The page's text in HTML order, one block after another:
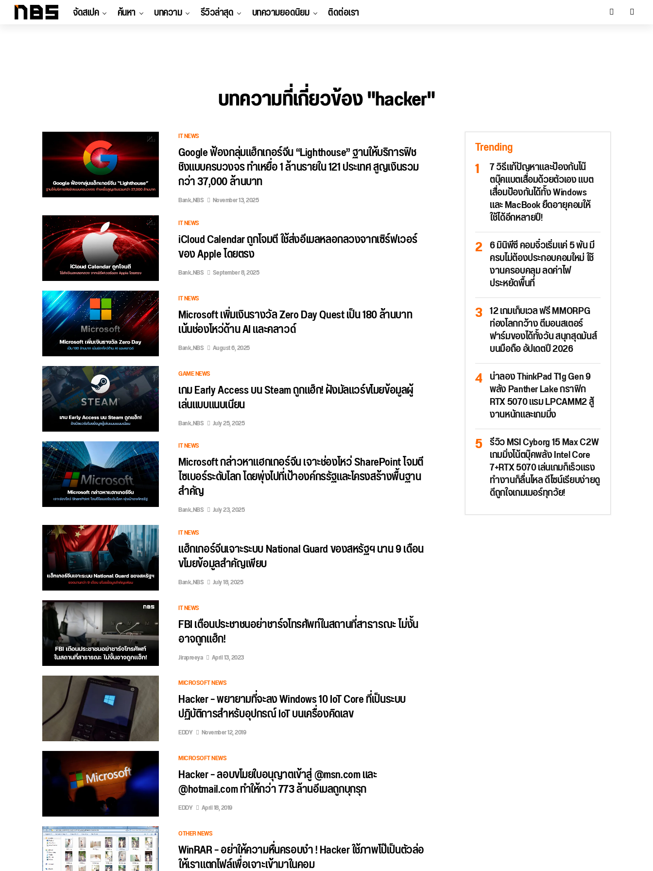
จัดสเปค ค้นหา บทความ รีวิวล่าสุด บทความยอดนิยม ติดต่อเรา
บทความที่เกี่ยวข้อง "hacker"
IT NEWS
Google ฟ้องกลุ่มแฮ็กเกอร์จีน “Lighthouse” ฐานให้บริการฟิช
ชิงแบบครบวงจร ทำเหยื่อ 1 ล้านรายใน 121 ประเทศ สูญเงินรวม
กว่า 37,000 ล้านบาท
Bank_NBS
November 13, 2025
IT NEWS
iCloud Calendar ถูกโจมตี ใช้ส่งอีเมลหลอกลวงจากเซิร์ฟเวอร์
ของ Apple โดยตรง
Bank_NBS September 8, 2025
IT NEWS
Microsoft เพิ่มเงินรางวัล Zero Day Quest เป็น 180 ล้านบาท
เน้นช่องโหว่ด้าน AI และคลาวด์
Bank_NBS August 6, 2025
GAME NEWS
เกม Early Access บน Steam ถูกแฮ็ก! ฝังมัลแวร์ขโมยข้อมูลผู้
เล่นแบบแนบเนียน
Bank_NBS
July 25, 2025
IT NEWS
Microsoft กล่าวหาแฮกเกอร์จีน เจาะช่องโหว่ SharePoint โจมตี
ไซเบอร์ระดับโลก โดยพุ่งไปที่เป้าองค์กรรัฐและโครงสร้างพื้นฐาน
สำคัญ
Bank_NBS
July 23, 2025
IT NEWS
แฮ็กเกอร์จีนเจาะระบบ National Guard ของสหรัฐฯ นาน 9 เดือน
ขโมยข้อมูลสำคัญเพียบ
Bank_NBS July 18, 2025
IT NEWS
FBI เตือนประชาชนอย่าชาร์จโทรศัพท์ในสถานที่สาธารณะ ไม่งั้น
อาจถูกแฮ็ก!
Jirapreeya April 13, 2023
MICROSOFT NEWS
Hacker – พยายามที่จะลง Windows 10 IoT Core ที่เป็นระบบ
ปฏิบัติการสำหรับอุปกรณ์ IoT บนเครื่องคิดเลข
EDDY November 12, 2019
MICROSOFT NEWS
Hacker – ลอบขโมยใบอนุญาตเข้าสู่ @msn.com และ
@hotmail.com ทำให้กว่า 773 ล้านอีเมลถูกบุกรุก
EDDY April 18, 2019
OTHER NEWS
WinRAR – อย่าให้ความหื่นครอบงำ ! Hacker ใช้ภาพโป๊เป็นตัวล่อ
ให้เราแตกไฟล์เพื่อเจาะเข้ามาในคอม
Trending
7 วิธีแก้ปัญหาและป้องกันโน๊
ตบุ๊คแบตเสื่อมด้วยตัวเอง แบต
เสื่อมป้องกันได้ทั้ง Windows
และ MacBook ยืดอายุคอมให้
ใช้ได้อีกหลายปี!
6 มินิพีซี คอมจิ๋วเริ่มแค่ 5 พัน มี
ครบไม่ต้องประกอบคอมใหม่ ใช้
งานครอบคลุม ลดค่าไฟ
ประหยัดพื้นที่
12 เกมเก็บเวล ฟรี MMORPG
ท่องโลกกว้าง ตีมอนสเตอร์
ฟาร์มของได้ทั้งวัน สนุกสุดมันส์
บนมือถือ อัปเดตปี 2026
น่าลอง ThinkPad T1g Gen 9
พลัง Panther Lake กราฟิก
RTX 5070 แรม LPCAMM2 สู้
งานหนักและเกมมิ่ง
รีวิว MSI Cyborg 15 Max C2W
เกมมิ่งโน้ตบุ๊คพลัง Intel Core
7+RTX 5070 เล่นเกมก็เร็วแรง
ทำงานก็ลื่นไหล ดีไซน์เรียบง่ายดู
ดีถูกใจเกมเมอร์ทุกวัย!